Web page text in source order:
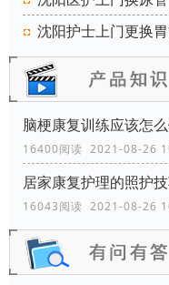
沈阳护士上门更换
脑梗康复训练应该怎
16400阅读 2021-08-26
居家康复护理的照护
16043阅读 2021-08-26